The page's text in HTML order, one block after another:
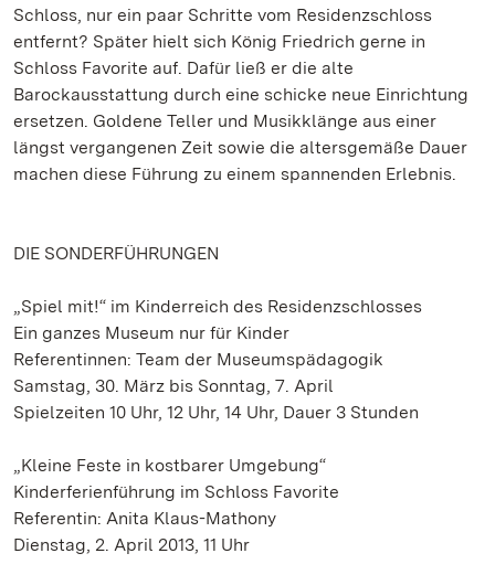
Schloss, nur ein paar Schritte vom Residenzschloss
entfernt? Später hielt sich König Friedrich gerne in
Schloss Favorite auf. Dafür ließ er die alte
Barockausstattung durch eine schicke neue Einrichtung
ersetzen. Goldene Teller und Musikklänge aus einer
längst vergangenen Zeit sowie die altersgemäße Dauer
machen diese Führung zu einem spannenden Erlebnis.
DIE SONDERFÜHRUNGEN
„Spiel mit!“ im Kinderreich des Residenzschlosses
Ein ganzes Museum nur für Kinder
Referentinnen: Team der Museumspädagogik
Samstag, 30. März bis Sonntag, 7. April
Spielzeiten 10 Uhr, 12 Uhr, 14 Uhr, Dauer 3 Stunden
„Kleine Feste in kostbarer Umgebung“
Kinderferienführung im Schloss Favorite
Referentin: Anita Klaus-Mathony
Dienstag, 2. April 2013, 11 Uhr